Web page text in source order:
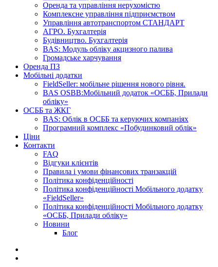
Оренда та управління нерухомістю
Комплексне управління підприємством
Управління автотранспортом СТАНДАРТ
АГРО. Бухгалтерія
Будівництво. Бухгалтерія
BAS: Модуль обліку акцизного палива
Громадське харчування
Оренда ПЗ
Мобільні додатки
FieldSeller: мобільне рішення нового рівня.
BAS OSBB:Мобільний додаток «ОСББ, Прилади
обліку»
ОСББ та ЖКГ
BAS: Облік в ОСББ та керуючих компаніях
Програмний комплекс «Побудинковий облік»
Ціни
Контакти
FAQ
Відгуки клієнтів
Правила і умови фінансових транзакцій
Політика конфіденційності
Політика конфіденційності Мобільного додатку
«FieldSeller»
Політика конфіденційності Мобільного додатку
«ОСББ, Прилади обліку»
Новини
Блог